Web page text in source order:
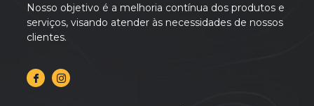
Nosso objetivo é a melhoria contínua dos produtos e
serviços, visando atender às necessidades de nossos
clientes.